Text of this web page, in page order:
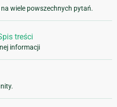
wiele powszechnych pytań.
treści
informacji